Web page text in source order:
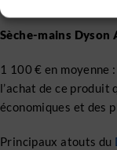
Sèche-mains Dyson
1 100 € en moyenne
l’achat de ce produit
économiques et des
Principaux atouts du